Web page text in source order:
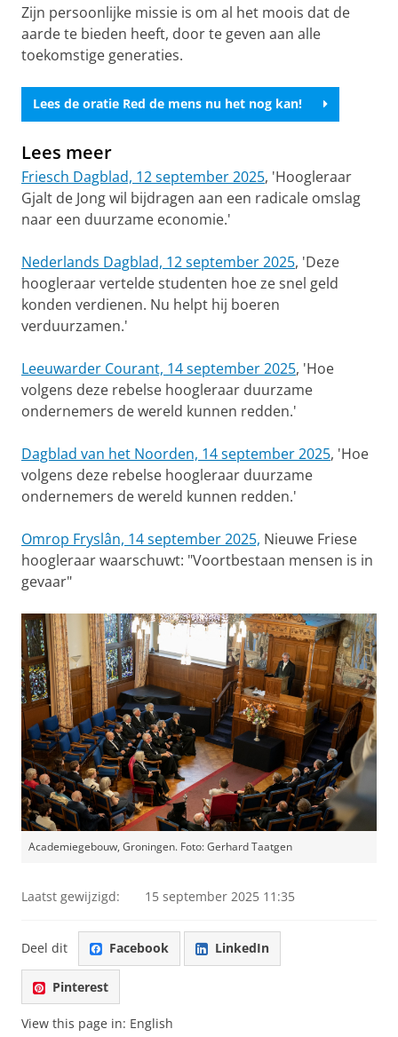
Zijn persoonlijke missie is om al het moois dat de
aarde te bieden heeft, door te geven aan alle
toekomstige generaties.
Lees de oratie Red de mens nu het nog kan!
Lees meer
Friesch Dagblad, 12 september 2025, 'Hoogleraar
Gjalt de Jong wil bijdragen aan een radicale omslag
naar een duurzame economie.'
Nederlands Dagblad, 12 september 2025, 'Deze
hoogleraar vertelde studenten hoe ze snel geld
konden verdienen. Nu helpt hij boeren
verduurzamen.'
Leeuwarder Courant, 14 september 2025, 'Hoe
volgens deze rebelse hoogleraar duurzame
ondernemers de wereld kunnen redden.'
Dagblad van het Noorden, 14 september 2025, 'Hoe
volgens deze rebelse hoogleraar duurzame
ondernemers de wereld kunnen redden.'
Omrop Fryslân, 14 september 2025, Nieuwe Friese
hoogleraar waarschuwt: "Voortbestaan mensen is in
gevaar"
Academiegebouw, Groningen. Foto: Gerhard Taatgen
Laatst gewijzigd: 15 september 2025 11:35
Deel dit Facebook LinkedIn
Pinterest
View this page in: English